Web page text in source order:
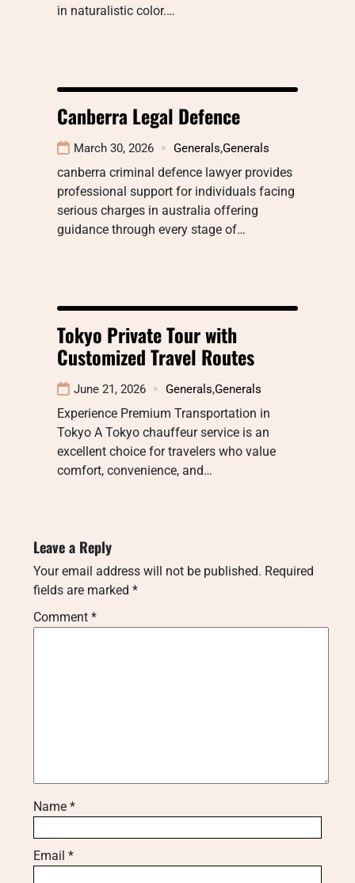
in naturalistic color.…
Canberra Legal Defence
March 30, 2026 Generals,Generals
canberra criminal defence lawyer provides
professional support for individuals facing
serious charges in australia offering
guidance through every stage of…
Tokyo Private Tour with
Customized Travel Routes
June 21, 2026 Generals,Generals
Experience Premium Transportation in
Tokyo A Tokyo chauffeur service is an
excellent choice for travelers who value
comfort, convenience, and…
Leave a Reply
Your email address will not be published. Required
fields are marked *
Comment *
Name *
Email *